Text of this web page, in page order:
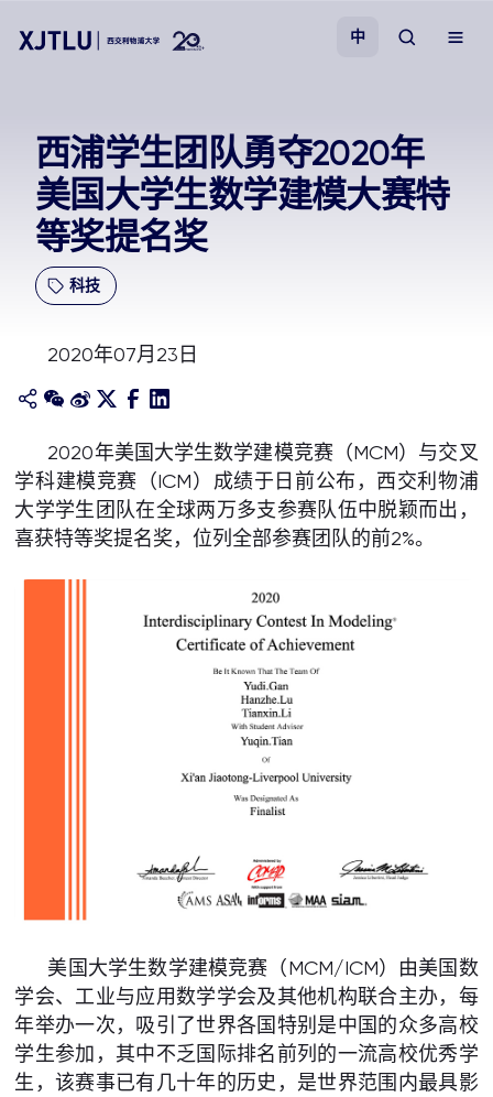
招生
科研
关于我们
中
西浦学生团队勇夺2020年
美国大学生数学建模大赛特
等奖提名奖
科技
2020年07月23日
2020年美国大学生数学建模竞赛（MCM）与交叉
学科建模竞赛（ICM）成绩于日前公布，西交利物浦
大学学生团队在全球两万多支参赛队伍中脱颖而出，
喜获特等奖提名奖，位列全部参赛团队的前2%。
美国大学生数学建模竞赛（MCM/ICM）由美国数
学会、工业与应用数学学会及其他机构联合主办，每
年举办一次，吸引了世界各国特别是中国的众多高校
学生参加，其中不乏国际排名前列的一流高校优秀学
生，该赛事已有几十年的历史，是世界范围内最具影